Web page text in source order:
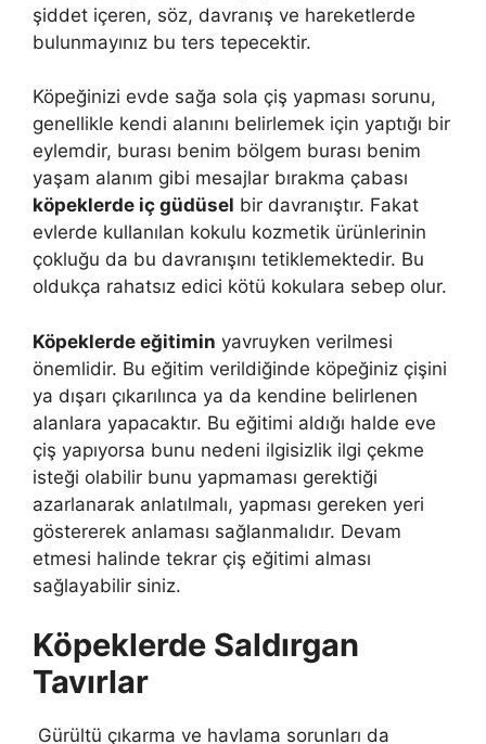
şiddet içeren, söz, davranış ve hareketlerde
bulunmayınız bu ters tepecektir.
Köpeğinizi evde sağa sola çiş yapması sorunu,
genellikle kendi alanını belirlemek için yaptığı bir
eylemdir, burası benim bölgem burası benim
yaşam alanım gibi mesajlar bırakma çabası
köpeklerde iç güdüsel bir davranıştır. Fakat
evlerde kullanılan kokulu kozmetik ürünlerinin
çokluğu da bu davranışını tetiklemektedir. Bu
oldukça rahatsız edici kötü kokulara sebep olur.
Köpeklerde eğitimin yavruyken verilmesi
önemlidir. Bu eğitim verildiğinde köpeğiniz çişini
ya dışarı çıkarılınca ya da kendine belirlenen
alanlara yapacaktır. Bu eğitimi aldığı halde eve
çiş yapıyorsa bunu nedeni ilgisizlik ilgi çekme
isteği olabilir bunu yapmaması gerektiği
azarlanarak anlatılmalı, yapması gereken yeri
göstererek anlaması sağlanmalıdır. Devam
etmesi halinde tekrar çiş eğitimi alması
sağlayabilir siniz.
Köpeklerde Saldırgan
Tavırlar
Gürültü çıkarma ve havlama sorunları da